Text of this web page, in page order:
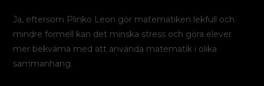
Ja, eftersom Plinko Leon gör matematiken lekfull och
mindre formell kan det minska stress och göra elever
mer bekväma med att använda matematik i olika
sammanhang.